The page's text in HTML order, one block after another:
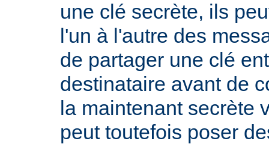
une clé secrète, ils
l'un à l'autre des
de partager une clé
destinataire avant de
la maintenant secrète
peut toutefois poser